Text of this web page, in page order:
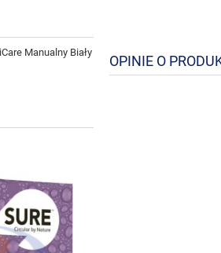
Manualny Biały OPINIE O